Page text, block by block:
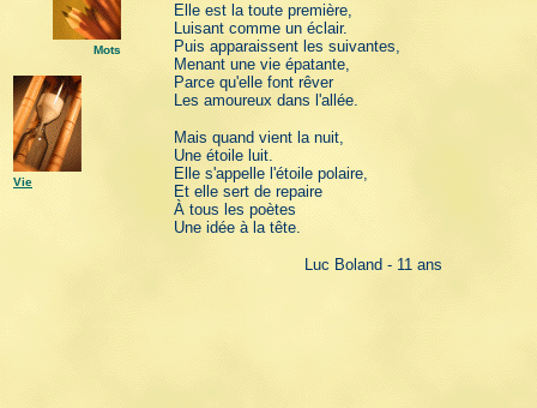
Mots
Vie
Elle est la toute première,
Luisant comme un éclair.
Puis apparaissent les suivantes,
Menant une vie épatante,
Parce qu'elle font rêver
Les amoureux dans l'allée.
Mais quand vient la nuit,
Une étoile luit.
Elle s'appelle l'étoile polaire,
Et elle sert de repaire
À tous les poètes
Une idée à la tête.
Luc Boland - 11 ans